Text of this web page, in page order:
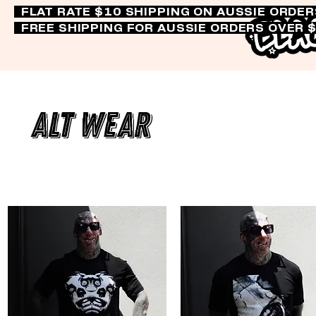
FLAT RATE $10 SHIPPING ON AUSSIE
FREE SHIPPING FOR AUSSIE ORDERS OVER
Alt Wear